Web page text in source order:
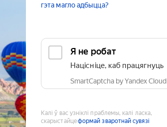
гэта магло адбыцца?
Я не робат
Націсніце, каб працягнуць
SmartCaptcha by Yandex Cloud
Калі ў вас узніклі праблемы, калі ласка,
скарыстайцеформай зваротнай сувязі